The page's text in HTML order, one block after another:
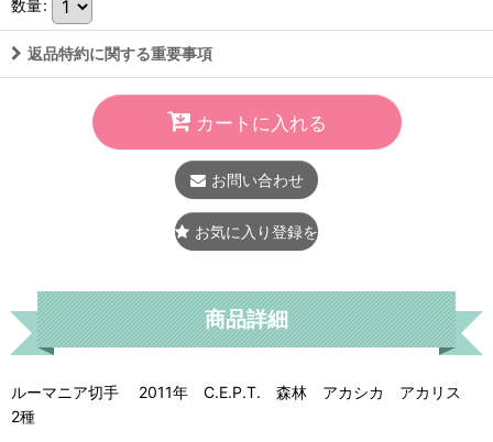
数量:
返品特約に関する重要事項
カートに入れる
お問い合わせ
お気に入り登録をする
商品詳細
ルーマニア切手 2011年 C.E.P.T. 森林 アカシカ アカリス
2種